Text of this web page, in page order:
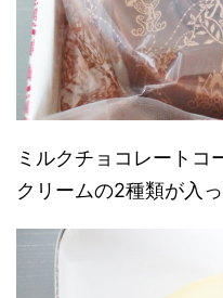
ミルクチョコレートコ
クリームの2種類が入っ